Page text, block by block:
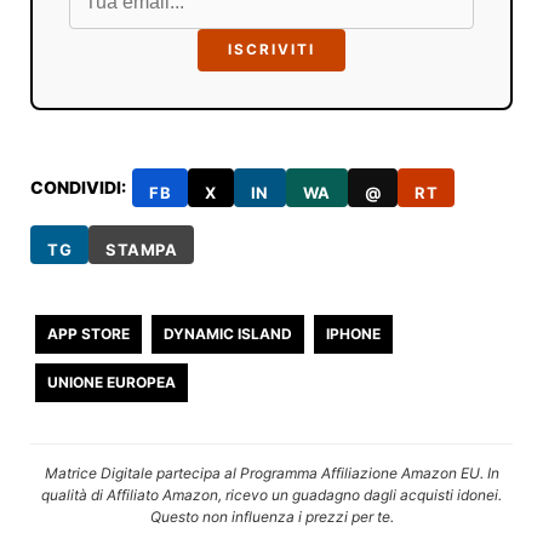
ISCRIVITI
CONDIVIDI: FB X IN WA @ RT
TG STAMPA
APP STORE DYNAMIC ISLAND IPHONE
UNIONE EUROPEA
Matrice Digitale partecipa al Programma Affiliazione Amazon EU. In
qualità di Affiliato Amazon, ricevo un guadagno dagli acquisti idonei.
Questo non influenza i prezzi per te.